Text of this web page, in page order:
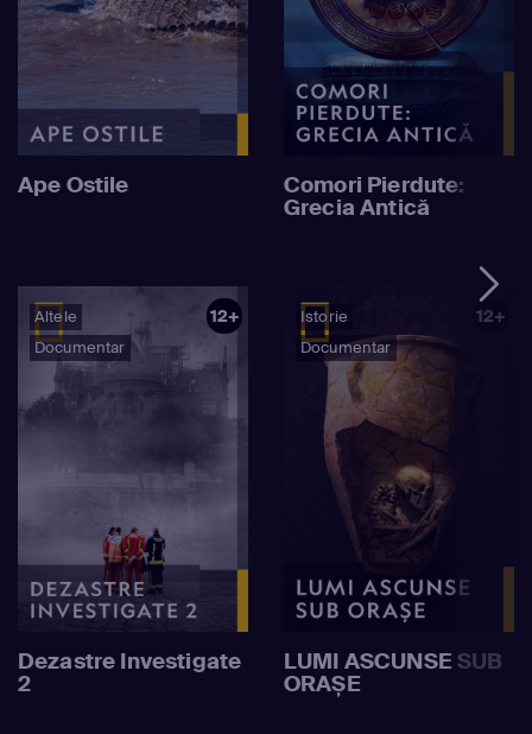
Ape Ostile Comori Pierdute:
Grecia Antică
Altele
Documentar
12+
Dezastre Investigate
2
Istorie
Documentar
12+
LUMI ASCUNSE SUB
ORAȘE